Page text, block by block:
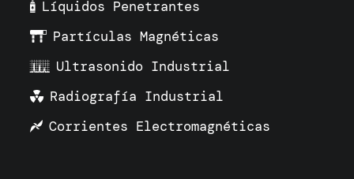
Líquidos Penetrantes
Partículas Magnéticas
Ultrasonido Industrial
Radiografía Industrial
Corrientes Electromagnéticas